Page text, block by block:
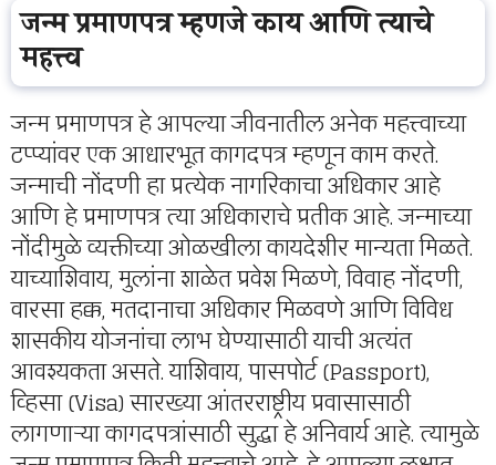
जन्म प्रमाणपत्र म्हणजे काय आणि त्याचे
महत्त्व
जन्म प्रमाणपत्र हे आपल्या जीवनातील अनेक महत्त्वाच्या
टप्प्यांवर एक आधारभूत कागदपत्र म्हणून काम करते.
जन्माची नोंदणी हा प्रत्येक नागरिकाचा अधिकार आहे
आणि हे प्रमाणपत्र त्या अधिकाराचे प्रतीक आहे. जन्माच्या
नोंदीमुळे व्यक्तीच्या ओळखीला कायदेशीर मान्यता मिळते.
याच्याशिवाय, मुलांना शाळेत प्रवेश मिळणे, विवाह नोंदणी,
वारसा हक्क, मतदानाचा अधिकार मिळवणे आणि विविध
शासकीय योजनांचा लाभ घेण्यासाठी याची अत्यंत
आवश्यकता असते. याशिवाय, पासपोर्ट (Passport),
व्हिसा (Visa) सारख्या आंतरराष्ट्रीय प्रवासासाठी
लागणाऱ्या कागदपत्रांसाठी सुद्धा हे अनिवार्य आहे. त्यामुळे